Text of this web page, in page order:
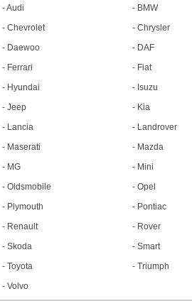
-Audi - BMW
- Chevrolet - Chrysler
- Daewoo - DAF
- Ferrari - Fiat
- Hyundai - Isuzu
- Jeep - Kia
- Lancia - Landrover
- Maserati - Mazda
- MG - Mini
- Oldsmobile - Opel
- Plymouth - Pontiac
- Renault - Rover
- Skoda - Smart
- Toyota - Triumph
- Volvo